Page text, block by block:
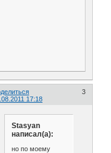
3
17:18
Stasyan
написал(а):
но по моему